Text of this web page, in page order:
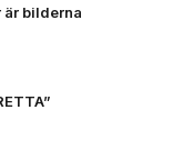
är bilderna